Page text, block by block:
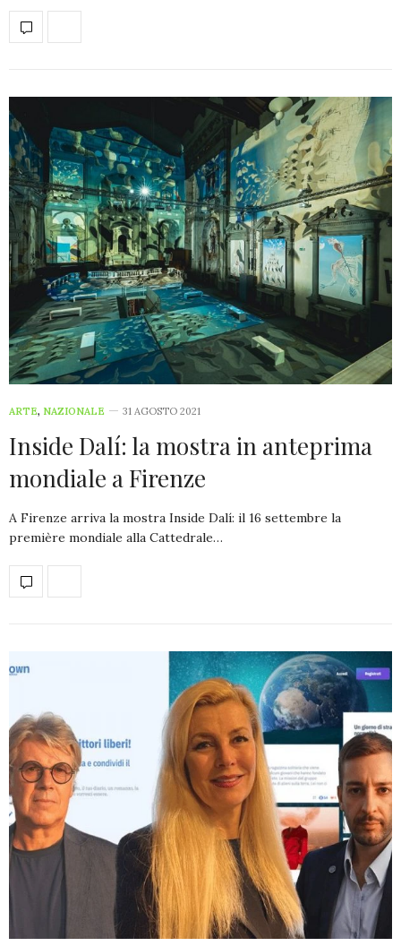
ARTE, NAZIONALE 31 AGOSTO 2021
Inside Dalí: la mostra in anteprima
mondiale a Firenze
A Firenze arriva la mostra Inside Dalí: il 16 settembre la
première mondiale alla Cattedrale…